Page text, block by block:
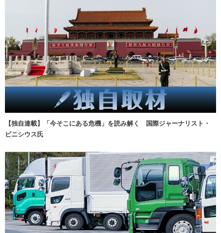
【独自連載】「今そこにある危機」を読み解く 国際ジャーナリスト・
ビニシウス氏